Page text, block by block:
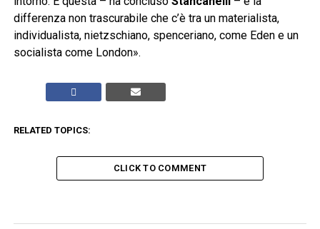
differenza non trascurabile che c’è tra un materialista,
individualista, nietzschiano, spenceriano, come Eden e un
socialista come London».
RELATED TOPICS:
CLICK TO COMMENT